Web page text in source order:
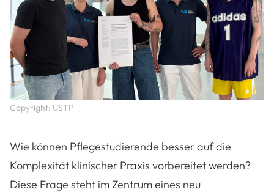
Copyright: USTP
Wie können Pflegestudierende besser auf die
Komplexität klinischer Praxis vorbereitet werden?
Diese Frage steht im Zentrum eines neu